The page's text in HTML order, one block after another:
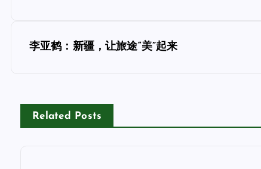
导李亚鹤：新疆，让旅途“美”起来
Related Posts